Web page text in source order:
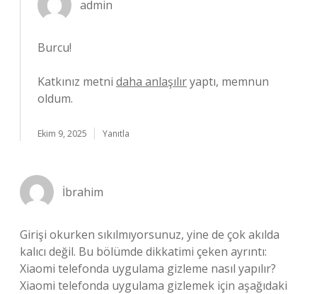
admin
Burcu!
Katkınız metni daha anlaşılıryaptı, memnun
oldum.
Ekim 9, 2025 Yanıtla
İbrahim
Girişi okurken sıkılmıyorsunuz, yine de çok akılda
kalıcı değil. Bu bölümde dikkatimi çeken ayrıntı:
Xiaomi telefonda uygulama gizleme nasıl yapılır?
Xiaomi telefonda uygulama gizlemek için aşağıdaki